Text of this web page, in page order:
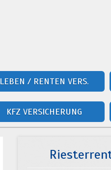
LEBEN / RENTEN VERS.
KFZ VERSICHERUNG